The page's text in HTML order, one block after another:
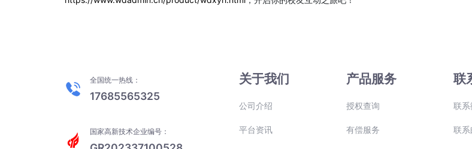
全国统一热线：
17685565325
国家高新技术企业编号：
关于我们
公司介绍
平台资讯
产品服务
授权查询
有偿服务
联
联系
联系